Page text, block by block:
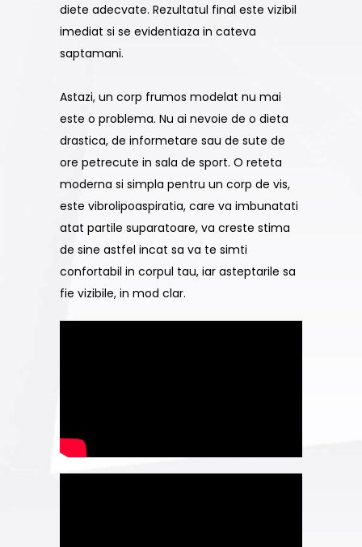
diete adecvate. Rezultatul final este vizibil
imediat si se evidentiaza in cateva
saptamani.
Astazi, un corp frumos modelat nu mai
este o problema. Nu ai nevoie de o dieta
drastica, de informetare sau de sute de
ore petrecute in sala de sport. O reteta
moderna si simpla pentru un corp de vis,
este vibrolipoaspiratia, care va imbunatati
atat partile suparatoare, va creste stima
de sine astfel incat sa va te simti
confortabil in corpul tau, iar asteptarile sa
fie vizibile, in mod clar.